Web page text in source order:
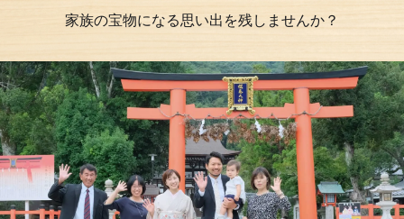
家族の宝物になる思い出を残しませんか？